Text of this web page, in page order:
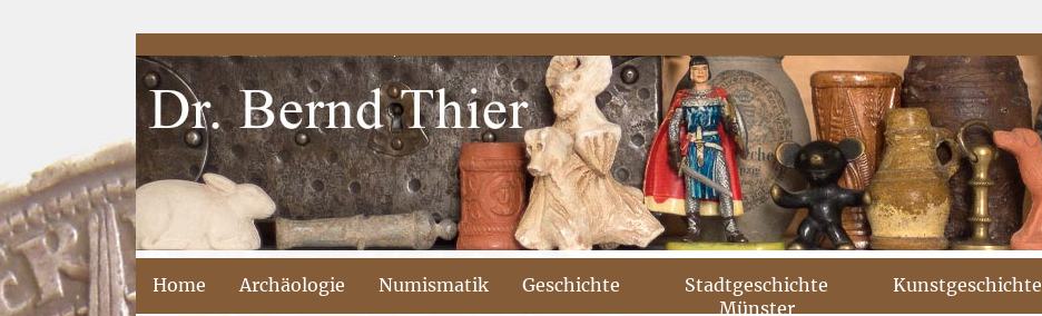
Home Archäologie Numismatik Geschichte
Stadtgeschichte
Münster
Kunstgeschichte